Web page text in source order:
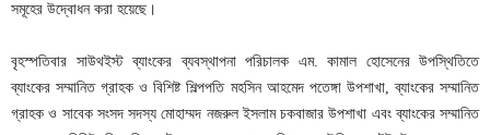
সমূহের উদ্বোধন করা হয়েছে।
বৃহস্পতিবার সাউথইস্ট ব্যাংকের ব্যবস্থাপনা পরিচালক এম. কামাল হোসেনের উপস্থিতিতে
ব্যাংকের সম্মানিত গ্রাহক ও বিশিষ্ট শিল্পপতি মহসিন আহমেদ পতেঙ্গা উপশাখা, ব্যাংকের সম্মানিত
গ্রাহক ও সাবেক সংসদ সদস্য মোহাম্মদ নজরুল ইসলাম চকবাজার উপশাখা এবং ব্যাংকের সম্মানিত